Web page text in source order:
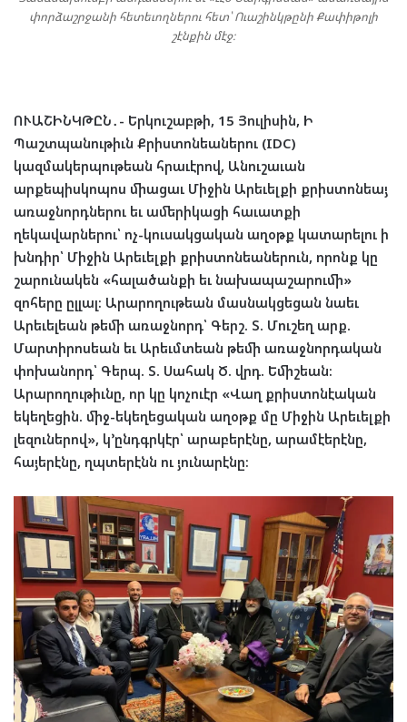
փորձաշրջանի հետեւողներու հետ՝ Ուաշինկթընի Քափիթոլի
շէնքին մէջ։
ՈՒԱՇԻՆԿԹԸՆ․- Երկուշաբթի, 15 Յուլիսին, Ի
Պաշտպանութիւն Քրիստոնեաներու (IDC)
կազմակերպութեան հրաւէրով, Անուշաւան
արքեպիսկոպոս միացաւ Միջին Արեւելքի քրիստոնեայ
առաջնորդներու եւ ամերիկացի հաւատքի
ղեկավարներու՝ ոչ-կուսակցական աղօթք կատարելու ի
խնդիր՝ Միջին Արեւելքի քրիստոնեաներուն, որոնք կը
շարունակեն «հալածանքի եւ նախապաշարումի»
զոհերը ըլլալ։ Արարողութեան մասնակցեցան նաեւ
Արեւելեան թեմի առաջնորդ՝ Գերշ. Տ. Մուշեղ արք.
Մարտիրոսեան եւ Արեւմտեան թեմի առաջնորդական
փոխանորդ՝ Գերպ. Տ. Սահակ Ծ. վրդ. Եմիշեան։
Արարողութիւնը, որ կը կոչուէր «Վաղ քրիստոնէական
եկեղեցին. միջ-եկեղեցական աղօթք մը Միջին Արեւելքի
լեզուներով», կ՚ընդգրկէր՝ արաբերէնը, արամէերէնը,
հայերէնը, ղպտերէնն ու յունարէնը։